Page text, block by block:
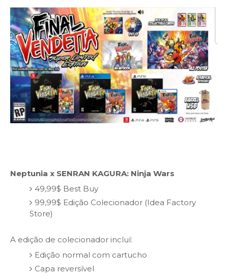
Neptunia x SENRAN KAGURA: Ninja Wars
49,99$ Best Buy
99,99$ Edição Colecionador (Idea Factory
Store)
A edição de colecionador incluí:
Edição normal com cartucho
Capa reversível